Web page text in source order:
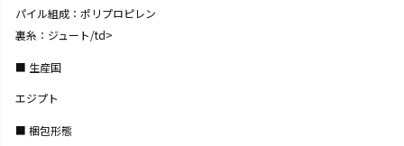
パイル組成：ポリプロピレン
裏糸：ジュート/td>
生産国
エジプト
梱包形態